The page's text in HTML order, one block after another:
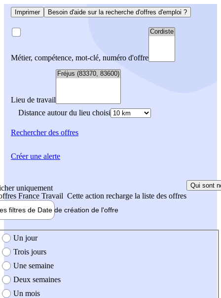
Imprimer Besoin d'aide sur la recherche d'offres d'emploi ?
Métier, compétence, mot-clé, numéro d'offre
Lieu de travail
Distance autour du lieu choisi
Rechercherdes offres
uniquement
France Travail Cette action recharge la liste des offres
Qui sont
filtres de Date de création de l'offre
création de l'offre
Un jour
Trois jours
Une semaine
Deux semaines
Un mois
Créer une alerte